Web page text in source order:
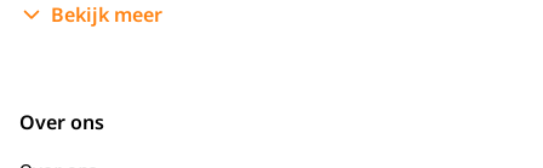
Enschede
Bekijk meer
Over ons